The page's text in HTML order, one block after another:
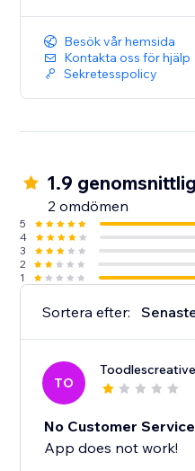
Besök vår hemsida
Kontakta oss för hjälp
Sekretesspolicy
1.9
2 omdömen
5
4
3
2
1
Sortera efter:
TO
No Customer Service
App does not work!